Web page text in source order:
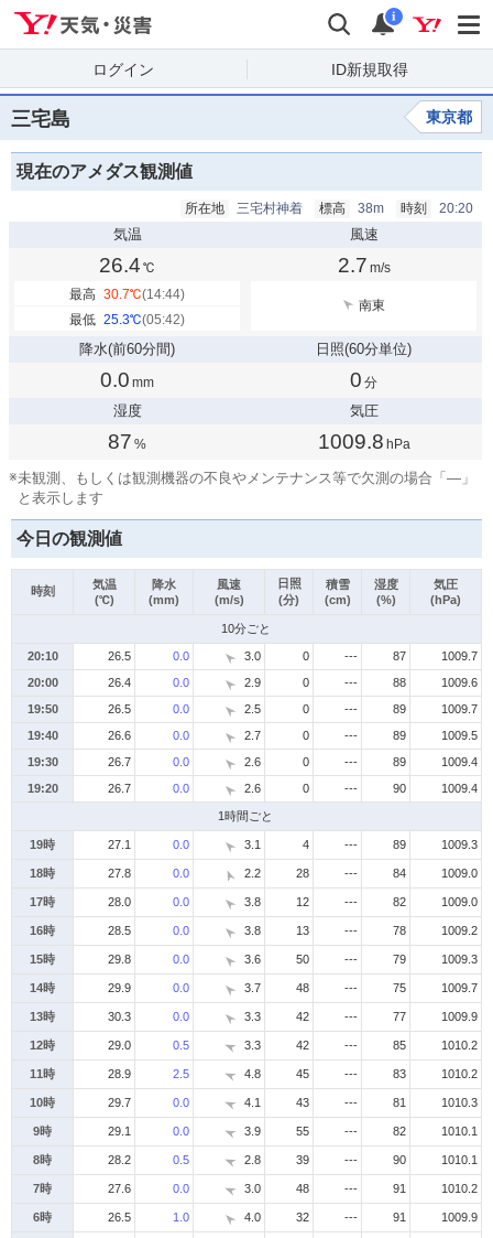
検索 通知
i
ログイン ID新規取得
三宅島 東京都
現在のアメダス観測値
所在地 三宅村神着 標高 38m 時刻 20:20
気温
26.4 ℃
最高 30.7℃(14:44)
最低 25.3℃(05:42)
風速
2.7 m/s
南東
降水(前60分間)
0.0 mm
日照(60分単位)
0 分
湿度
87 %
気圧
1009.8 hPa
※未観測、もしくは観測機器の不良やメンテナンス等で欠測の場合「—」
と表示します
今日の観測値
時刻
気温
(℃)
降水
(mm)
風速
(m/s)
日照
(分)
積雪
(cm)
湿度
(%)
気圧
(hPa)
10分ごと
20:10 26.5 0.0 3.0 0 --- 87
1009.7
20:00
26.4 0.0 2.9 0 --- 88
1009.6
19:50
26.5 0.0 2.5 0 --- 89
1009.7
19:40
26.6 0.0 2.7 0 --- 89
1009.5
19:30
26.7 0.0 2.6 0 --- 89
1009.4
19:20
26.7 0.0 2.6 0 --- 90 1009.4
1時間ごと
19時 27.1 0.0 3.1 4 --- 89 1009.3
18時 27.8 0.0 2.2 28 --- 84 1009.0
17時 28.0 0.0 3.8 12 --- 82 1009.0
16時 28.5 0.0 3.8 13 --- 78 1009.2
15時 29.8 0.0 3.6 50 --- 79 1009.3
14時 29.9 0.0 3.7 48 --- 75 1009.7
13時 30.3 0.0 3.3 42 --- 77 1009.9
12時 29.0 0.5 3.3 42 --- 85 1010.2
11時 28.9 2.5 4.8 45 --- 83 1010.2
10時 29.7 0.0 4.1 43 --- 81 1010.3
9時 29.1 0.0 3.9 55 --- 82 1010.1
8時 28.2 0.5 2.8 39 --- 90 1010.1
7時 27.6 0.0 3.0 48 --- 91 1010.2
6時 26.5 1.0 4.0 32 --- 91 1009.9